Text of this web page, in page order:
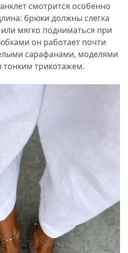
смотрится особенно
брюки должны слегка
мягко подниматься при
он работает почти
сарафанами, моделями
тонким трикотажем.